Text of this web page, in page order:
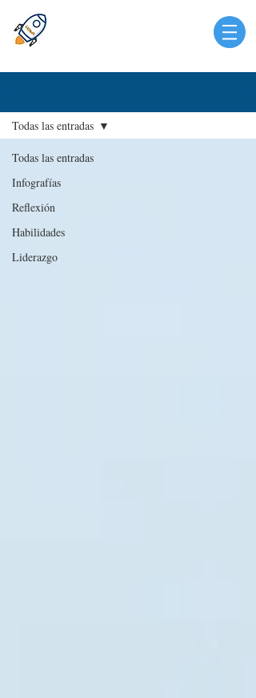
Todas las entradas
Infografías
Reflexión
Habilidades
Liderazgo
Todas las entradas